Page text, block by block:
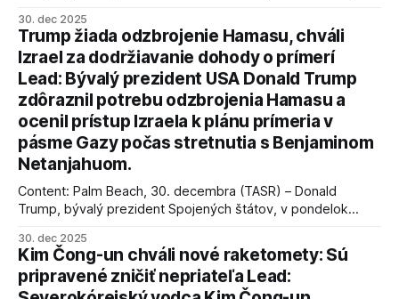
30. dec 2025
Trump žiada odzbrojenie Hamasu, chváli
Izrael za dodržiavanie dohody o prímerí
Lead: Bývalý prezident USA Donald Trump
zdôraznil potrebu odzbrojenia Hamasu a
ocenil prístup Izraela k plánu prímeria v
pásme Gazy počas stretnutia s Benjaminom
Netanjahuom.
Content: Palm Beach, 30. decembra (TASR) – Donald
Trump, bývalý prezident Spojených štátov, v pondelok
kľúčové pre úspešné dosiahnutie prímeria v Gaze. Agentúra
AFP informuje, že Trump vyjadril presvedčenie, že Izrael plní
podmienky dohody o prí
30. dec 2025
Kim Čong-un chváli nové raketomety: Sú
pripravené zničiť nepriateľa Lead: